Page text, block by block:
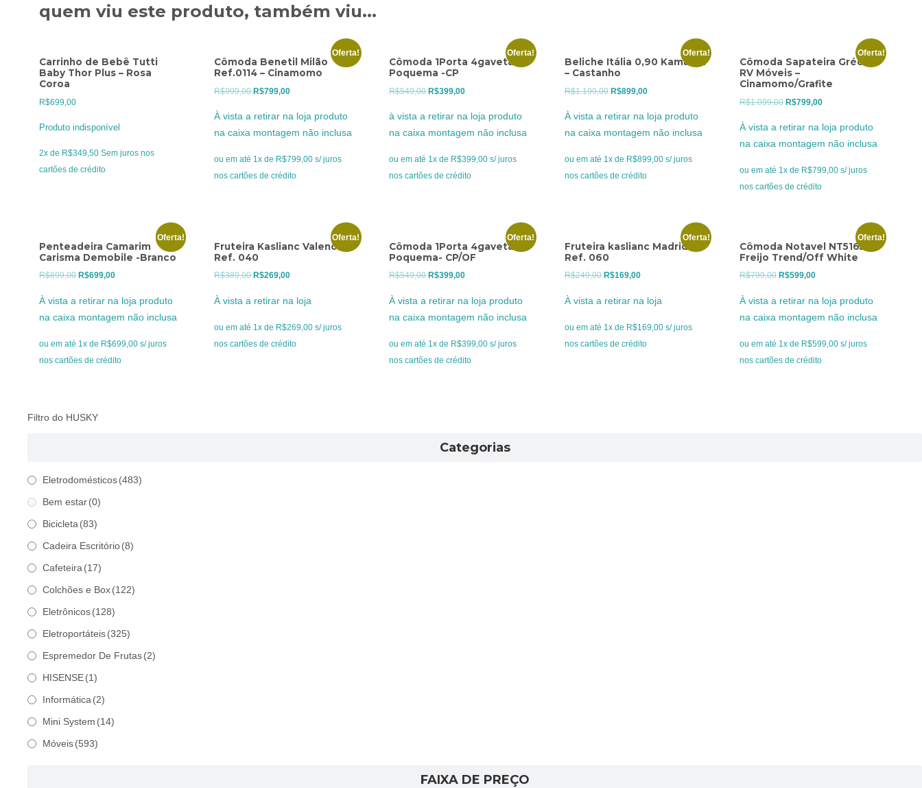
quem viu este produto, também viu...
Carrinho de Bebê Tutti
Baby Thor Plus – Rosa
Coroa
R$699,00
Produto indisponível
2x de R$349,50 Sem juros nos
cartões de crédito
Oferta!
Cômoda Benetil Milão
Ref.0114 – Cinamomo
R$999,00 O
R$999,00.
R$799,00O
atual
R$799,00.
À vista a retirar na loja produto
na caixa montagem não inclusa
ou em até 1x de R$799,00 s/ juros
nos cartões de crédito
Oferta!
Cômoda 1Porta 4gavetas
Poquema -CP
R$549,00O
R$549,00.
R$399,00O
atual
R$399,00.
à vista a retirar na loja produto
na caixa montagem não inclusa
ou em até 1x de R$399,00 s/ juros
nos cartões de crédito
Oferta!
Beliche Itália 0,90 Kamabel
– Castanho
R$1.199,00 O
R$1.199,00.
R$899,00O
atual
R$899,00.
À vista a retirar na loja produto
na caixa montagem não inclusa
ou em até 1x de R$899,00 s/ juros
nos cartões de crédito
Oferta!
Cômoda Sapateira Grécia
RV Móveis –
Cinamomo/Grafite
R$1.099,00 O
R$1.099,00.
R$799,00O
atual
R$799,00.
À vista a retirar na loja produto
na caixa montagem não inclusa
ou em até 1x de R$799,00 s/ juros
nos cartões de crédito
Oferta!
Penteadeira Camarim
Carisma Demobile -Branco
R$899,00 O
R$899,00.
R$699,00O
atual
R$699,00.
À vista a retirar na loja produto
na caixa montagem não inclusa
ou em até 1x de R$699,00 s/ juros
nos cartões de crédito
Oferta!
Fruteira Kaslianc Valencia
Ref. 040
R$389,00 O
era:
R$389,00.
R$269,00O
atual
é:
R$269,00.
À vista a retirar na loja
ou em até 1x de R$269,00 s/ juros
nos cartões de crédito
Oferta!
Cômoda 1Porta 4gavetas
Poquema- CP/OF
R$549,00O
R$549,00.
R$399,00O
atual
R$399,00.
À vista a retirar na loja produto
na caixa montagem não inclusa
ou em até 1x de R$399,00 s/ juros
nos cartões de crédito
Oferta!
Fruteira kaslianc Madrid
Ref. 060
R$249,00 O
era:
R$249,00.
R$169,00O
atual
é:
R$169,00.
À vista a retirar na loja
ou em até 1x de R$169,00 s/ juros
nos cartões de crédito
Oferta!
Cômoda Notavel NT5165 –
Freijo Trend/Off White
R$799,00 O
R$799,00.
R$599,00O
atual
R$599,00.
À vista a retirar na loja produto
na caixa montagem não inclusa
ou em até 1x de R$599,00 s/ juros
nos cartões de crédito
Filtro do HUSKY
Categorias
Eletrodomésticos (483)
Bem estar (0)
Bicicleta (83)
Cadeira Escritório (8)
Cafeteira (17)
Colchões e Box (122)
Eletrônicos (128)
Eletroportáteis (325)
Espremedor De Frutas (2)
HISENSE (1)
Informática (2)
Mini System (14)
Móveis (593)
FAIXA DE PREÇO